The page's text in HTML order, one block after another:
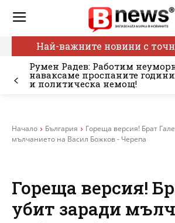
Най-важните новини с
Румен Радев: Работим
наваксаме проспаните
и политическа немощ!
Начало България
Гореща версия! Брат
мълчанието на Васил Божков - Черепа
Гореща версия!
убит заради